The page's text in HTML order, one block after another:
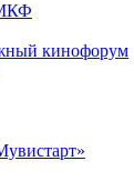
кинофорум